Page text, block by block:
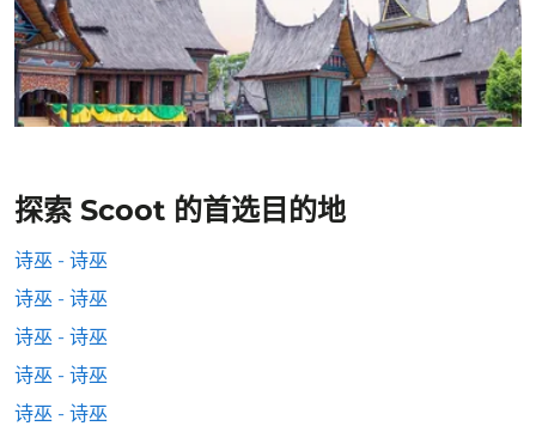
探索 Scoot 的首选目的地
诗巫 - 诗巫
诗巫 - 诗巫
诗巫 - 诗巫
诗巫 - 诗巫
诗巫 - 诗巫